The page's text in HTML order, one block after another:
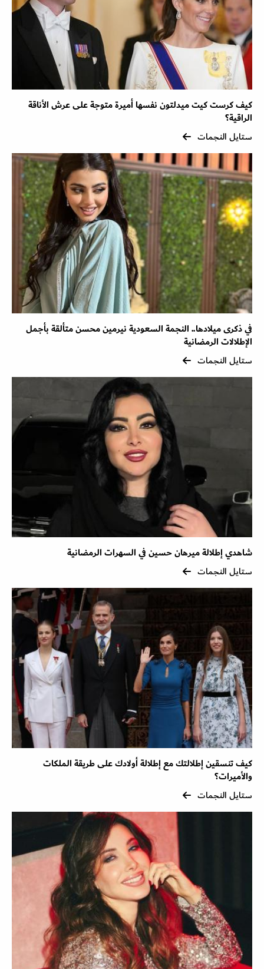
كيف كرست كيت ميدلتون نفسها أميرة متوجة على عرش الأناقة
الراقية؟
ستايل النجمات
في ذكرى ميلادها.. النجمة السعودية نيرمين محسن متألقة بأجمل
الإطلالات الرمضانية
ستايل النجمات
شاهدي إطلالة ميرهان حسين في السهرات الرمضانية
ستايل النجمات
كيف تنسقين إطلالتك مع إطلالة أولادك على طريقة الملكات
والأميرات؟
ستايل النجمات